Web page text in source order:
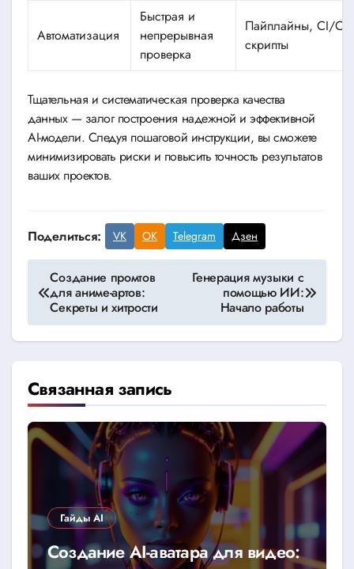
Автоматизация
Быстрая и
непрерывная
проверка
Пайплайны, CI/
скрипты
Тщательная и систематическая проверка качества
данных — залог построения надежной и эффективной
AI-модели. Следуя пошаговой инструкции, вы сможете
минимизировать риски и повысить точность результатов
ваших проектов.
Поделиться: VK OK Telegram Дзен
Навигация
по
записям
Создание промтов
для аниме-артов:
Секреты и хитрости
Генерация музыки с
помощью ИИ:
Начало работы
Связанная запись
Гайды AI
Создание AI-аватара для видео: